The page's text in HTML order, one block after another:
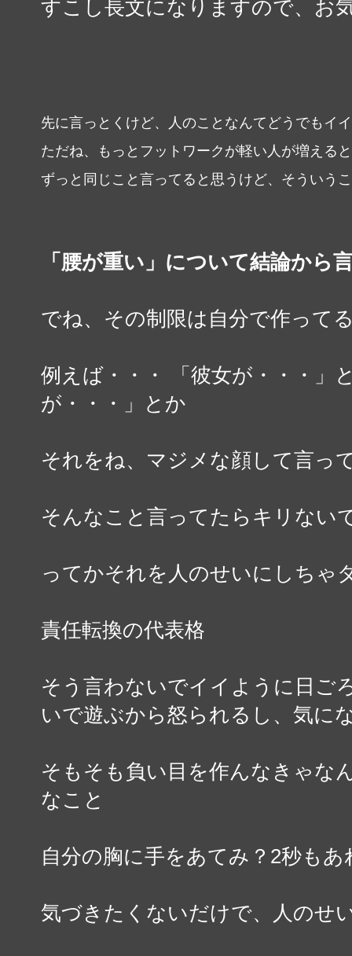
すこし長文になりますので、お
先に言っとくけど、人のことなんてどうでもイ
ただね、もっとフットワークが軽い人が増える
ずっと同じこと言ってると思うけど、そういう
「腰が重い」について結論から
でね、その制限は自分で作って
例えば・・・ 「彼女が・・・」
が・・・」とか
それをね、マジメな顔して言っ
そんなこと言ってたらキリない
ってかそれを人のせいにしちゃ
責任転換の代表格
そう言わないでイイように日ご
いで遊ぶから怒られるし、気に
そもそも負い目を作んなきゃな
なこと
自分の胸に手をあてみ？2秒も
気づきたくないだけで、人のせ